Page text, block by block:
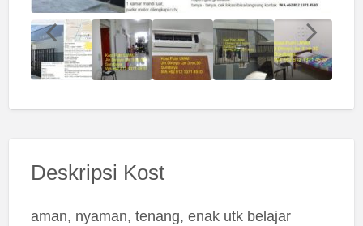
Deskripsi Kost
aman, nyaman, tenang, enak utk belajar